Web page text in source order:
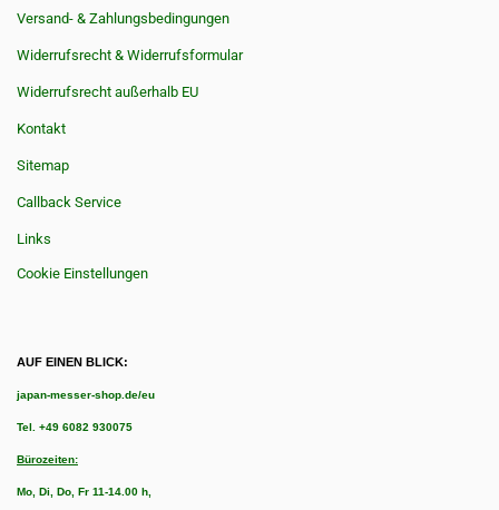
Versand- & Zahlungsbedingungen
Widerrufsrecht & Widerrufsformular
Widerrufsrecht außerhalb EU
Kontakt
Sitemap
Callback Service
Links
Cookie Einstellungen
AUF EINEN BLICK:
japan-messer-shop.de/eu
Tel. +49 6082 930075
Bürozeiten:
Mo, Di, Do, Fr 11-14.00 h,